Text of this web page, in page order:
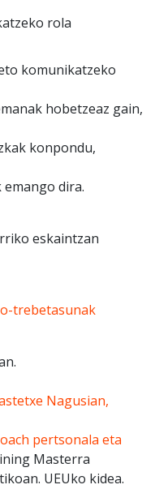
rola
komunikatzeko
hobetzeaz gain,
konpondu,
dira.
eskaintzan
trebetasunak
Nagusian,
pertsonala eta
Masterra
UEUko kidea.